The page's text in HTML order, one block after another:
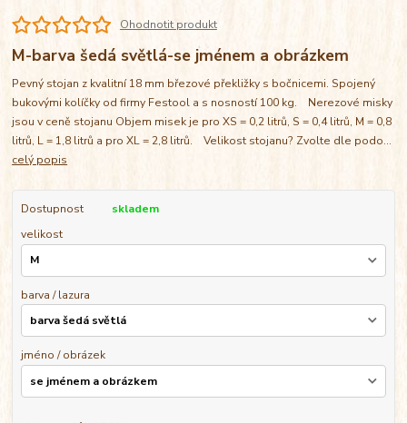
Ohodnotit produkt
M-barva šedá světlá-se jménem a obrázkem
Pevný stojan z kvalitní 18 mm březové překližky s bočnicemi. Spojený
bukovými kolíčky od firmy Festool a s nosností 100 kg. Nerezové misky
jsou v ceně stojanu Objem misek je pro XS = 0,2 litrů, S = 0,4 litrů, M = 0,8
litrů, L = 1,8 litrů a pro XL = 2,8 litrů. Velikost stojanu? Zvolte dle podo...
celý popis
Dostupnost
skladem
velikost
barva / lazura
jméno / obrázek